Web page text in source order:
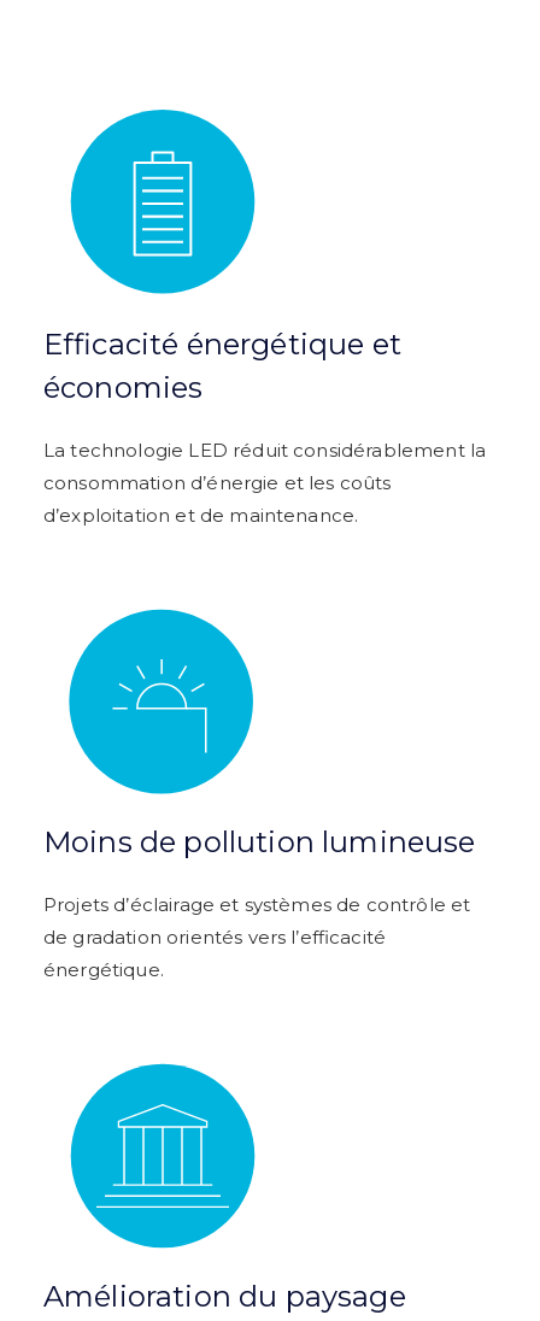
Efficacité énergétique et
économies
La technologie LED réduit considérablement la
consommation d’énergie et les coûts
d’exploitation et de maintenance.
Moins de pollution lumineuse
Projets d’éclairage et systèmes de contrôle et
de gradation orientés vers l’efficacité
énergétique.
Amélioration du paysage